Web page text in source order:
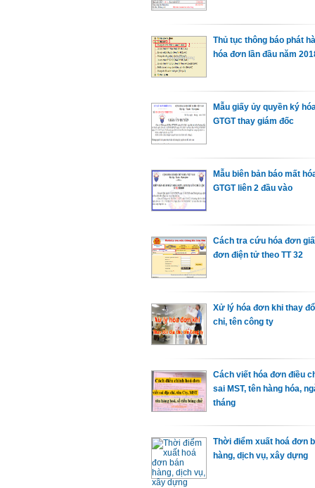
Thủ tục thông báo phát
hóa đơn lần đầu năm
Mẫu giấy ủy quyền ký
GTGT thay giám đốc
Mẫu biên bản báo mất
GTGT liên 2 đầu vào
Cách tra cứu hóa đơn
đơn điện tử theo TT 32
Xử lý hóa đơn khi thay
chỉ, tên công ty
Cách viết hóa đơn điều
sai MST, tên hàng hóa,
tháng
Thời điểm xuất hoá đơn
hàng, dịch vụ, xây dựng